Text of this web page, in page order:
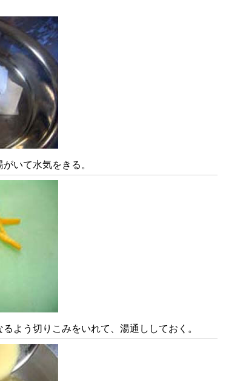
いて水気をきる。
よう切りこみをいれて、湯通ししておく。